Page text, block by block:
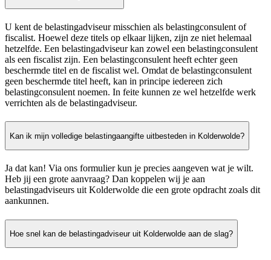
U kent de belastingadviseur misschien als belastingconsulent of
fiscalist. Hoewel deze titels op elkaar lijken, zijn ze niet helemaal
hetzelfde. Een belastingadviseur kan zowel een belastingconsulent
als een fiscalist zijn. Een belastingconsulent heeft echter geen
beschermde titel en de fiscalist wel. Omdat de belastingconsulent
geen beschermde titel heeft, kan in principe iedereen zich
belastingconsulent noemen. In feite kunnen ze wel hetzelfde werk
verrichten als de belastingadviseur.
Kan ik mijn volledige belastingaangifte uitbesteden in Kolderwolde?
Ja dat kan! Via ons formulier kun je precies aangeven wat je wilt.
Heb jij een grote aanvraag? Dan koppelen wij je aan
belastingadviseurs uit Kolderwolde die een grote opdracht zoals dit
aankunnen.
Hoe snel kan de belastingadviseur uit Kolderwolde aan de slag?